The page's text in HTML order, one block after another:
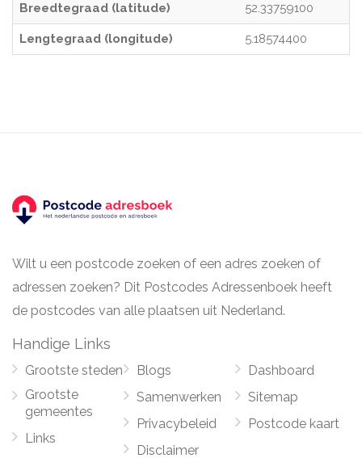
Breedtegraad (latitude) 52.33759100
Lengtegraad (longitude) 5.18574400
Wilt u een postcode zoeken of een adres zoeken of
adressen zoeken? Dit Postcodes Adressenboek heeft
de postcodes van alle plaatsen uit Nederland.
Handige Links
Grootste steden
Grootste
gemeentes
Links
Blogs
Samenwerken
Privacybeleid
Disclaimer
Dashboard
Sitemap
Postcode kaart